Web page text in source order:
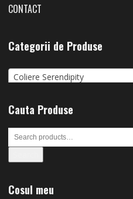
CONTACT
Categorii de Produse
Coliere Serendipity
Cauta Produse
Cosul meu